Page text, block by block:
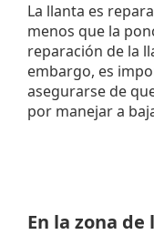
La llanta es
menos que la
reparación de la
embargo, es
asegurarse de
por manejar a
En la zona